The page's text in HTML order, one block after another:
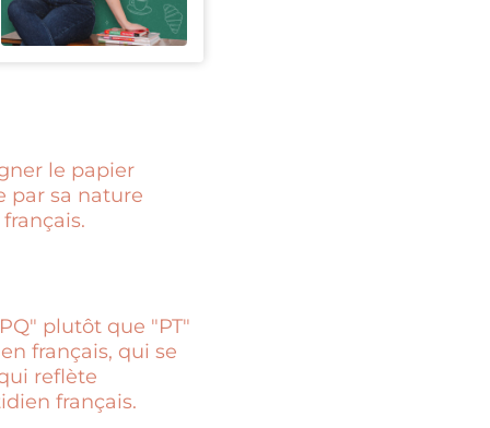
le papier
par sa nature
plutôt que "PT"
français, qui se
reflète
français.